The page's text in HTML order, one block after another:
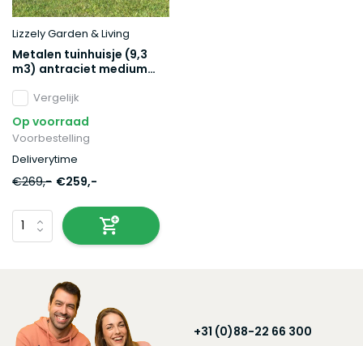
Lizzely Garden & Living
Metalen tuinhuisje (9,3
m3) antraciet medium
179x258x207cm
Vergelijk
Op voorraad
Voorbestelling
Deliverytime
€269,- €259,-
+31 (0)88-22 66 300